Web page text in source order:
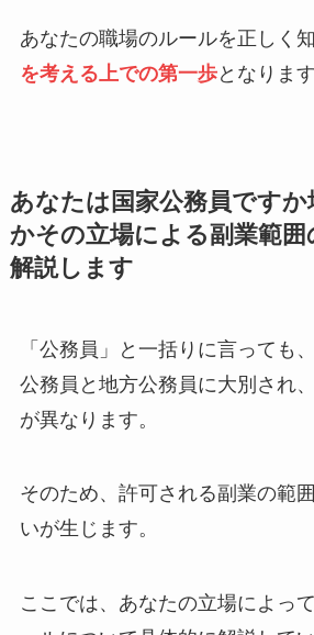
あなたの職場のルールを正しく知
を考える上での第一歩となります
あなたは国家公務員です
かその立場による副業範囲
解説します
「公務員」と一括りに言っても
公務員と地方公務員に大別され
が異なります。
そのため、許可される副業の範
いが生じます。
ここでは、あなたの立場によっ